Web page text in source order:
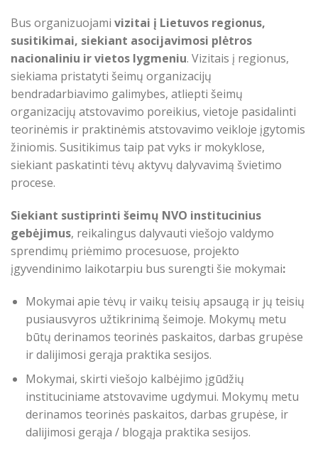
Bus organizuojami vizitai į Lietuvos regionus,
susitikimai, siekiant asocijavimosi plėtros
nacionaliniu ir vietos lygmeniu. Vizitais į regionus,
siekiama pristatyti šeimų organizacijų
bendradarbiavimo galimybes, atliepti šeimų
organizacijų atstovavimo poreikius, vietoje pasidalinti
teorinėmis ir praktinėmis atstovavimo veikloje įgytomis
žiniomis. Susitikimus taip pat vyks ir mokyklose,
siekiant paskatinti tėvų aktyvų dalyvavimą švietimo
procese.
Siekiant sustiprinti šeimų NVO institucinius
gebėjimus, reikalingus dalyvauti viešojo valdymo
sprendimų priėmimo procesuose, projekto
įgyvendinimo laikotarpiu bus surengti šie mokymai:
Mokymai apie tėvų ir vaikų teisių apsaugą ir jų teisių
pusiausvyros užtikrinimą šeimoje. Mokymų metu
būtų derinamos teorinės paskaitos, darbas grupėse
ir dalijimosi gerąja praktika sesijos.
Mokymai, skirti viešojo kalbėjimo įgūdžių
instituciniame atstovavime ugdymui. Mokymų metu
derinamos teorinės paskaitos, darbas grupėse, ir
dalijimosi gerąja / blogąja praktika sesijos.